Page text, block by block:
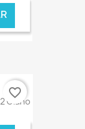
ONLINE
Ciano
favorite_border